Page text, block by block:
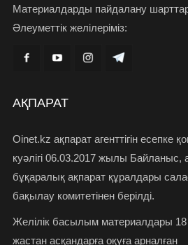
Материалдарды пайдалану
Әлеуметтік желілеріміз:
АҚПАРАТ
Oinet.kz ақпарат агенттігін
куәлігі 06.03.2017 жылы Байланыс,
бұқаралық ақпарат құралдары
бақылау комитетінен берілді.
Желілік басылым материалдары 18
жастан асқандарға оқуға арналған